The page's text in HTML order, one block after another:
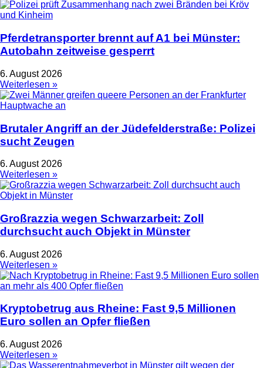
Pferdetransporter brennt auf A1 bei Münster:
Autobahn zeitweise gesperrt
6. August 2026
Weiterlesen »
Brutaler Angriff an der Jüdefelderstraße: Polizei
sucht Zeugen
6. August 2026
Weiterlesen »
Großrazzia wegen Schwarzarbeit: Zoll
durchsucht auch Objekt in Münster
6. August 2026
Weiterlesen »
Kryptobetrug aus Rheine: Fast 9,5 Millionen
Euro sollen an Opfer fließen
6. August 2026
Weiterlesen »